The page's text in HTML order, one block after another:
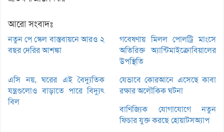
আরো সংবাদঃ
নতুন পে স্কেল বাস্তবায়নে আরও ২
বছর দেরির আশঙ্কা
গবেষণায় মিলল পোলট্রি মাংসে
অতিরিক্ত অ্যান্টিমাইক্রোবিয়ালের
উপস্থিতি
এসি নয়, ঘরের এই বৈদ্যুতিক
যন্ত্রগুলোও বাড়াতে পারে বিদ্যুৎ
বিল
যেভাবে কোরআনে এসেছে কাবা
রক্ষার অলৌকিক ঘটনা
বাণিজ্যিক যোগাযোগে নতুন
ফিচার যুক্ত করছে হোয়াটসঅ্যাপ